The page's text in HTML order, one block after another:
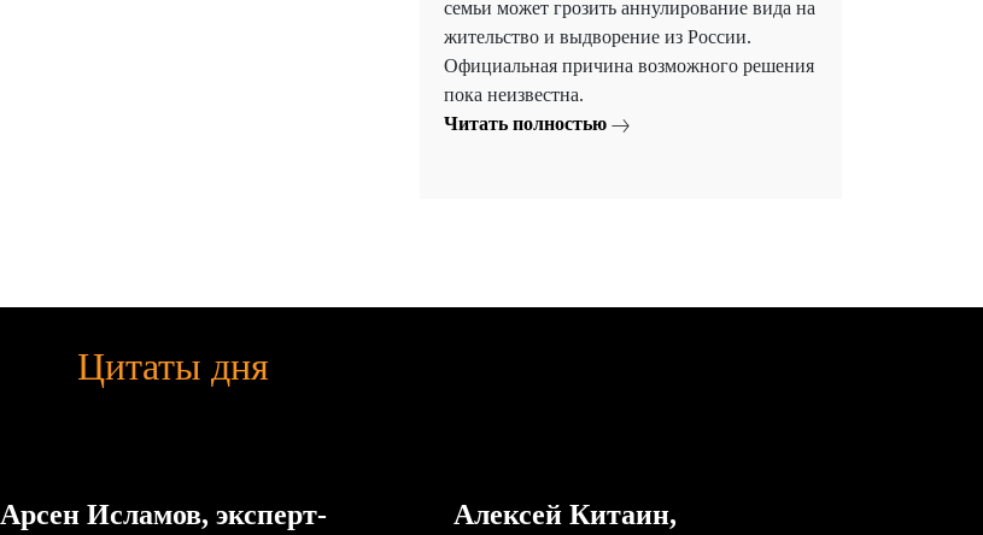
семьи может грозить аннулирование вида на
жительство и выдворение из России.
Официальная причина возможного решения
пока неизвестна.
Читать полностью
Цитаты дня
Арсен Исламов, эксперт-
Алексей Китаин,